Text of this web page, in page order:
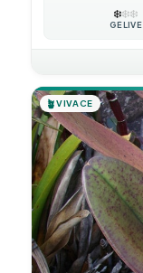
❄️❄️❄️
GÉLIVE
🪴VIVACE